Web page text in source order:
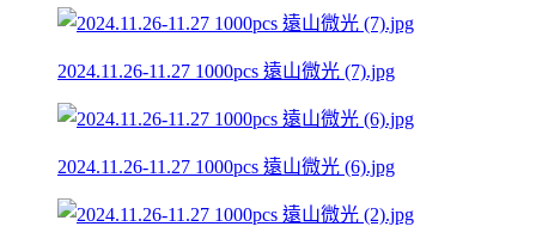
2024.11.26-11.27 1000pcs 遠山微光 (7).jpg
2024.11.26-11.27 1000pcs 遠山微光 (6).jpg